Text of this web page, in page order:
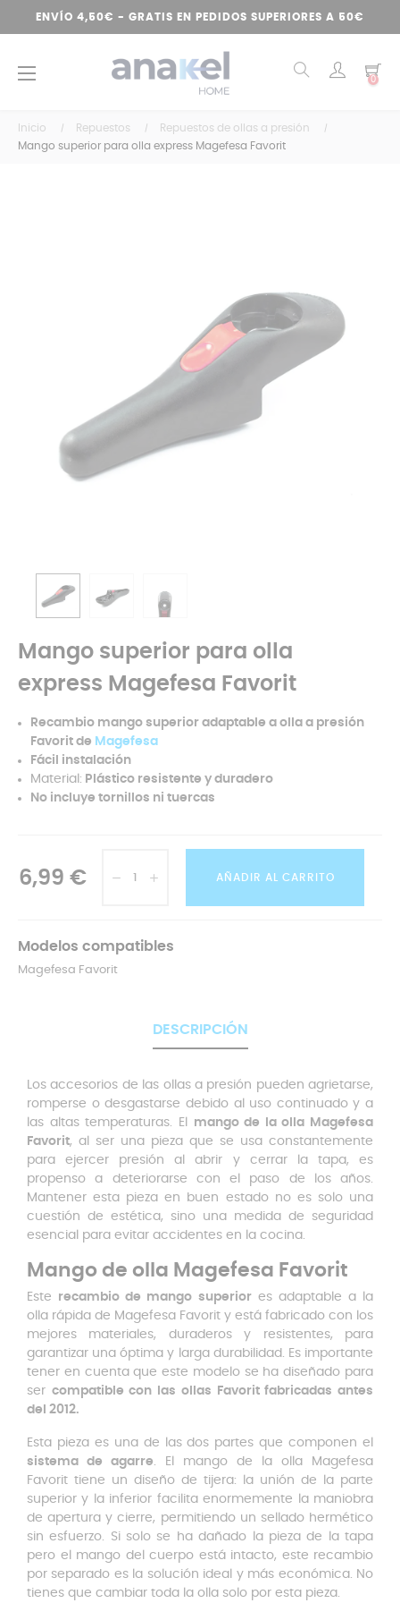
ENVÍO 4,50€ - GRATIS EN PEDIDOS SUPERIORES A 50€
Navegación
☰ 0
Inicio Repuestos
Repuestos de ollas a presión
Mango superior para olla express Magefesa Favorit
Mango superior para olla
express Magefesa Favorit
Recambio mango superior adaptable a olla a presión
Favorit de Magefesa
Fácil instalación
Material: Plástico resistente y duradero
No incluye tornillos ni tuercas
6,99 € AÑADIR AL CARRITO
Modelos compatibles
Magefesa Favorit
DESCRIPCIÓN
Los accesorios de las ollas a presión pueden agrietarse,
romperse o desgastarse debido al uso continuado y a
las altas temperaturas. El
mango de la olla Magefesa
Favorit, al ser una pieza que se usa constantemente
para ejercer presión al abrir y cerrar la tapa, es
propenso a deteriorarse con el paso de los años.
Mantener esta pieza en buen estado no es solo una
cuestión de estética, sino una medida de seguridad
esencial para evitar accidentes en la cocina.
Mango de olla Magefesa Favorit
Este recambio de mango superiores adaptable a la
olla rápida de Magefesa Favorit y está fabricado con los
mejores materiales, duraderos y resistentes, para
garantizar una óptima y larga durabilidad. Es importante
tener en cuenta que este modelo se ha diseñado para
ser compatible con las ollas Favorit fabricadas antes
del 2012.
Esta pieza es una de las dos partes que componen el
sistema de agarre. El mango de la olla Magefesa
Favorit tiene un diseño de tijera: la unión de la parte
superior y la inferior facilita enormemente la maniobra
de apertura y cierre, permitiendo un sellado hermético
sin esfuerzo. Si solo se ha dañado la pieza de la tapa
pero el mango del cuerpo está intacto, este recambio
por separado es la solución ideal y más económica. No
tienes que cambiar toda la olla solo por esta pieza.